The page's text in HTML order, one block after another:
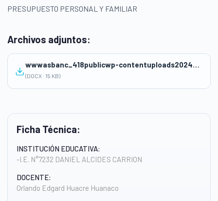
Ficha Técnica:
INSTITUCIÓN EDUCATIVA:
-I.E. N°7232 DANIEL ALCIDES CARRION
DOCENTE:
Orlando Edgard Huacre Huanaco
PRESUPUESTO PERSONAL Y FAMILIAR
Archivos adjuntos:
wwwasbanc_418publicwp-contentuploads202409SESION-DE-APRENDIZAJE.docx
(DOCX · 15 KB)